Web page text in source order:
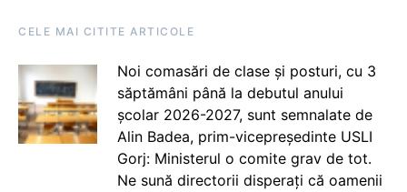
CELE MAI CITITE ARTICOLE
Noi comasări de clase și posturi, cu 3
săptămâni până la debutul anului
școlar 2026-2027, sunt semnalate de
Alin Badea, prim-vicepreședinte USLI
Gorj: Ministerul o comite grav de tot.
Ne sună directorii disperați că oamenii